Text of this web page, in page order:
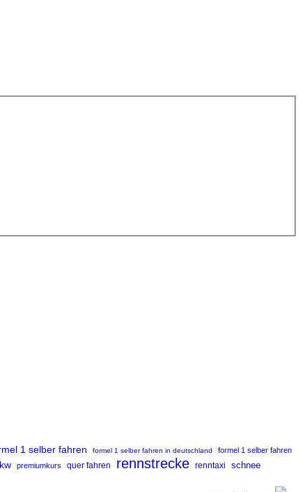
1 selber fahren formel 1 selber fahren in deutschland
formel 1 selber fahren
premiumkurs quer fahren rennstrecke renntaxi schnee